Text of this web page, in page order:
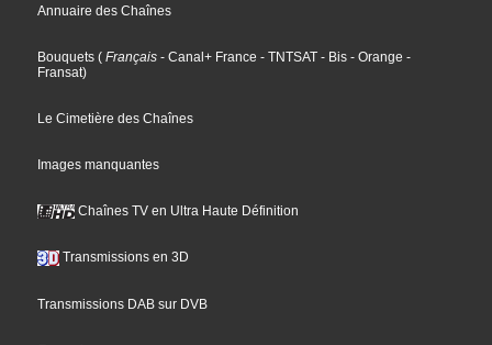
Annuaire des Chaînes
Bouquets ( Français - Canal+ France - TNTSAT - Bis - Orange -
Fransat)
Le Cimetière des Chaînes
Images manquantes
Chaînes TV en Ultra Haute Définition
Transmissions en 3D
Transmissions DAB sur DVB